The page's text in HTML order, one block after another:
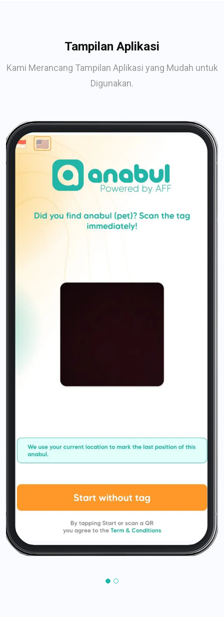
Tampilan Aplikasi
Kami Merancang Tampilan Aplikasi yang Mudah untuk
Digunakan.